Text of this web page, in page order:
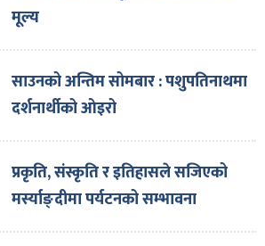
मूल्य
साउनको अन्तिम सोमबार : पशुपतिनाथमा
दर्शनार्थीको ओइरो
प्रकृति, संस्कृति र इतिहासले सजिएको
मर्स्याङ्दीमा पर्यटनको सम्भावना